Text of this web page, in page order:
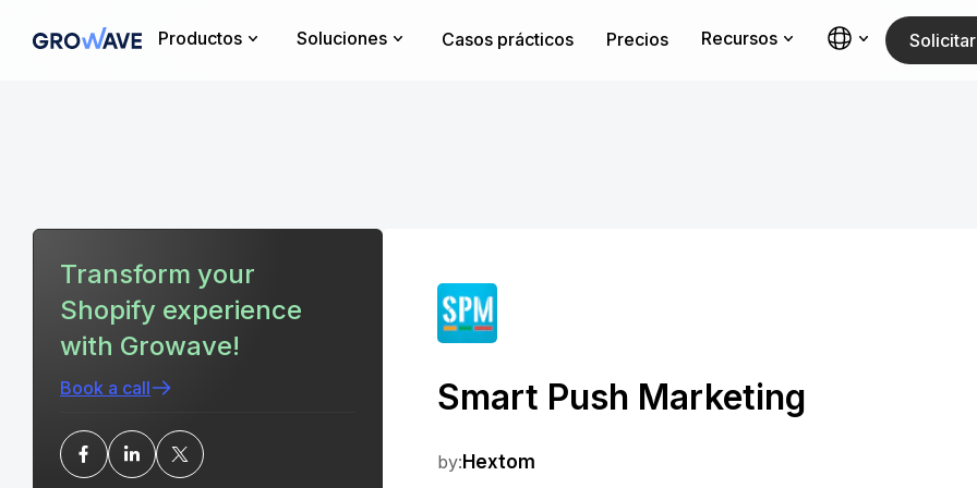
Productos Soluciones Casos prácticos Precios Recursos
Transform your
Shopify experience
with Growave!
Book a call Smart Push Marketing
by: Hextom